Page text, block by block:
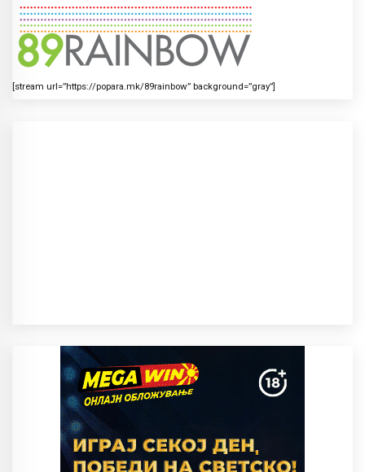
[stream url=”https://popara.mk/89rainbow” background=”gray”]